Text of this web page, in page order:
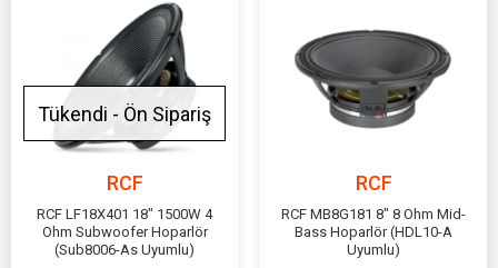
Tükendi - Ön Sipariş
RCF
RCF LF18X401 18" 1500W 4
Ohm Subwoofer Hoparlör
(Sub8006-As Uyumlu)
RCF
RCF MB8G181 8" 8 Ohm Mid-
Bass Hoparlör (HDL10-A
Uyumlu)